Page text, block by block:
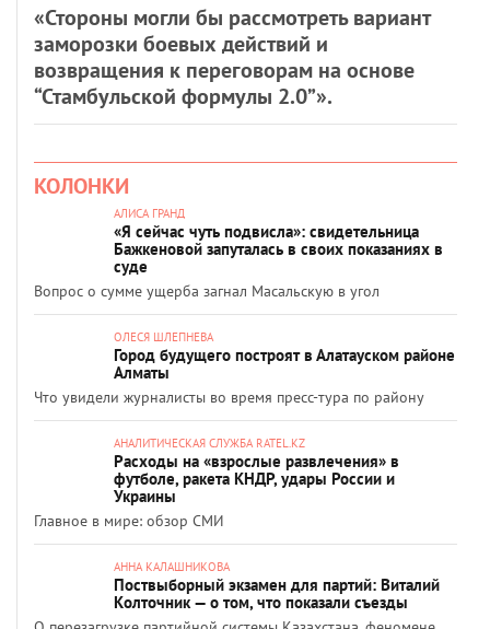
«Стороны могли бы рассмотреть вариант
заморозки боевых действий и
возвращения к переговорам на основе
“Стамбульской формулы 2.0”».
КОЛОНКИ
АЛИСА ГРАНД
«Я сейчас чуть подвисла»: свидетельница
Бажкеновой запуталась в своих показаниях в
суде
Вопрос о сумме ущерба загнал Масальскую в угол
ОЛЕСЯ ШЛЕПНЕВА
Город будущего построят в Алатауском районе
Алматы
Что увидели журналисты во время пресс-тура по району
АНАЛИТИЧЕСКАЯ СЛУЖБА RATEL.KZ
Расходы на «взрослые развлечения» в
футболе, ракета КНДР, удары России и
Украины
Главное в мире: обзор СМИ
АННА КАЛАШНИКОВА
Поствыборный экзамен для партий: Виталий
Колточник — о том, что показали съезды